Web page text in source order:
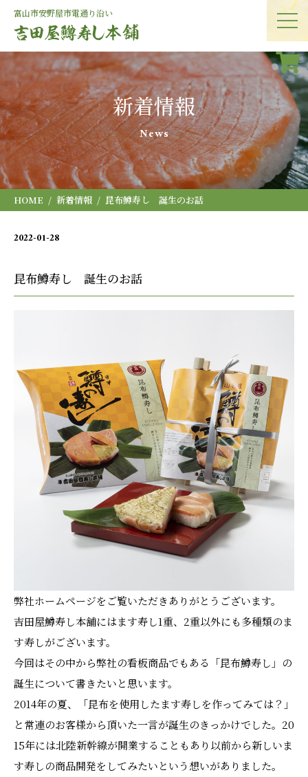
富山市安野屋市電通り沿い
新着情報
News
HOME 新着情報 昆布鱒寿し 誕生のお話
2022-01-28
昆布鱒寿し 誕生のお話
弊社ホームページをご覧いただきありがとうございます。
吉田屋鱒寿し本舗にはます寿し1重、2重以外にも多種類のま
す寿しがございます。
今回はその中から弊社の看板商品でもある「昆布鱒寿し」の
誕生について書きたいと思います。
2014年の夏、「昆布を使用したます寿しを作ってみては？」
と常連のお客様から頂いた一言が誕生のきっかけでした。20
15年には北陸新幹線が開業することもあり以前から新しいま
す寿しの商品開発をしてみたいという想いがありました。